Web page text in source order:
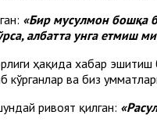
«Бир мусулмон бошқа
албатта унга етмиш
ҳақида хабар
кўрганлар ва биз
ривоят қилган: